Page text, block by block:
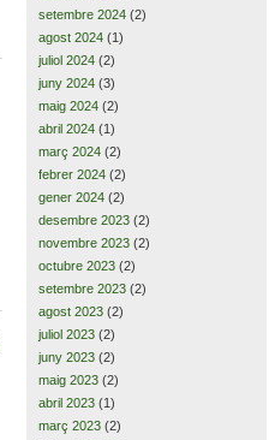
setembre 2024 (2)
agost 2024 (1)
juliol 2024 (2)
juny 2024 (3)
maig 2024 (2)
abril 2024 (1)
març 2024 (2)
febrer 2024 (2)
gener 2024 (2)
desembre 2023 (2)
novembre 2023 (2)
octubre 2023 (2)
setembre 2023 (2)
agost 2023 (2)
juliol 2023 (2)
juny 2023 (2)
maig 2023 (2)
abril 2023 (1)
març 2023 (2)